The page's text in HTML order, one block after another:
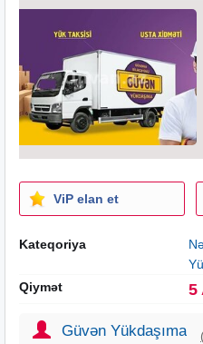
ViP elan et
Kateqoriya
Qiymət
5
Güvən Yükdaşıma